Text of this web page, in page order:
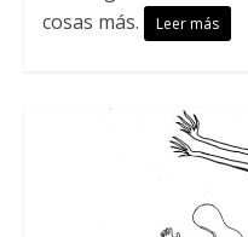
cosas más.
Leer más